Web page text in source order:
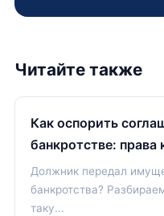
Читайте также
Как оспорить
банкротстве: права
Должник передал
банкротства?
таку...